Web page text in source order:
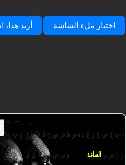
اختبار ملء الشاشة أريد